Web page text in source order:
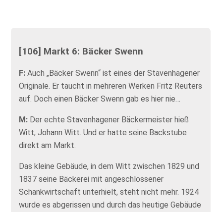
[106] Markt 6: Bäcker Swenn
F:Auch „Bäcker Swenn“ ist eines der Stavenhagener
Originale. Er taucht in mehreren Werken Fritz Reuters
auf. Doch einen Bäcker Swenn gab es hier nie…
M: Der echte Stavenhagener Bäckermeister hieß
Witt, Johann Witt. Und er hatte seine Backstube
direkt am Markt.
Das kleine Gebäude, in dem Witt zwischen 1829 und
1837 seine Bäckerei mit angeschlossener
Schankwirtschaft unterhielt, steht nicht mehr. 1924
wurde es abgerissen und durch das heutige Gebäude